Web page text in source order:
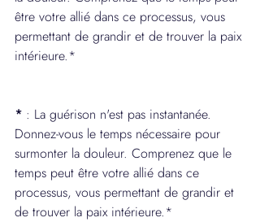
être votre allié dans ce processus, vous
permettant de grandir et de trouver la paix
intérieure.*
* : La guérison n'est pas instantanée.
Donnez-vous le temps nécessaire pour
surmonter la douleur. Comprenez que le
temps peut être votre allié dans ce
processus, vous permettant de grandir et
de trouver la paix intérieure.*